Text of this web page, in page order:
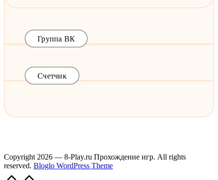
Группа ВК
Счетчик
Copyright 2026 — 8-Play.ru Прохождение игр. All rights
reserved. Bloglo WordPress Theme